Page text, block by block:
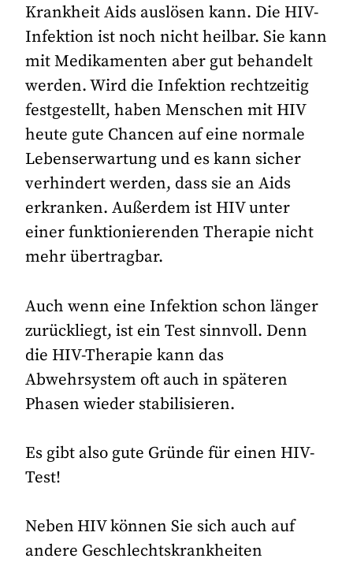
Krankheit Aids auslösen kann. Die HIV-
Infektion ist noch nicht heilbar. Sie kann
mit Medikamenten aber gut behandelt
werden. Wird die Infektion rechtzeitig
festgestellt, haben Menschen mit HIV
heute gute Chancen auf eine normale
Lebenserwartung und es kann sicher
verhindert werden, dass sie an Aids
erkranken. Außerdem ist HIV unter
einer funktionierenden Therapie nicht
mehr übertragbar.
Auch wenn eine Infektion schon länger
zurückliegt, ist ein Test sinnvoll. Denn
die HIV-Therapie kann das
Abwehrsystem oft auch in späteren
Phasen wieder stabilisieren.
Es gibt also gute Gründe für einen HIV-
Test!
Neben HIVkönnen Sie sich auch auf
andere Geschlechtskrankheiten